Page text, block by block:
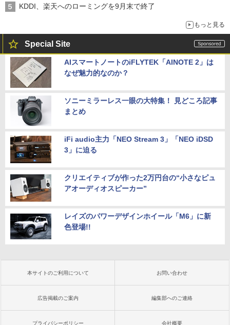
KDDI、楽天へのローミングを9月末で終了
もっと見る
Special Site
AIスマートノートのiFLYTEK「AINOTE 2」は
なぜ魅力的なのか？
ソニーミラーレス一眼の大特集！ 見どころ記事
まとめ
iFi audio主力「NEO Stream 3」「NEO iDSD
3」に迫る
クリエイティブが作った2万円台の“小さなピュ
アオーディオスピーカー”
レイズのパワーデザインホイール「M6」に新
色登場!!
本サイトのご利用について お問い合わせ
広告掲載のご案内 編集部へのご連絡
プライバシーポリシー 会社概要